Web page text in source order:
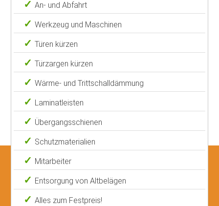
An- und Abfahrt
Werkzeug und Maschinen
Türen kürzen
Türzargen kürzen
Wärme- und Trittschalldämmung
Laminatleisten
Übergangsschienen
Schutzmaterialien
Mitarbeiter
Entsorgung von Altbelägen
Alles zum Festpreis!